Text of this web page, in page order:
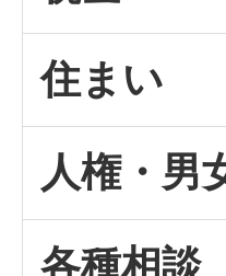
住まい
人権・男
各種相談